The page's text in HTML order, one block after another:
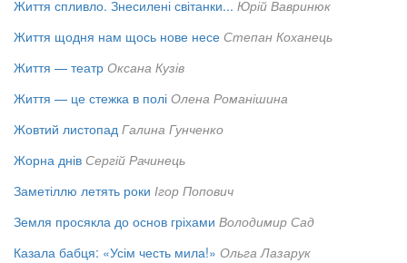
Життя спливло. Знесилені світанки... Юрій Вавринюк
Життя щодня нам щось нове несе Степан Коханець
Життя — театр Оксана Кузів
Життя — це стежка в полі Олена Романішина
Жовтий листопад Галина Гунченко
Жорна днів Сергій Рачинець
Заметіллю летять роки Ігор Попович
Земля просякла до основ гріхами Володимир Сад
Казала бабця: «Усім честь мила!» Ольга Лазарук